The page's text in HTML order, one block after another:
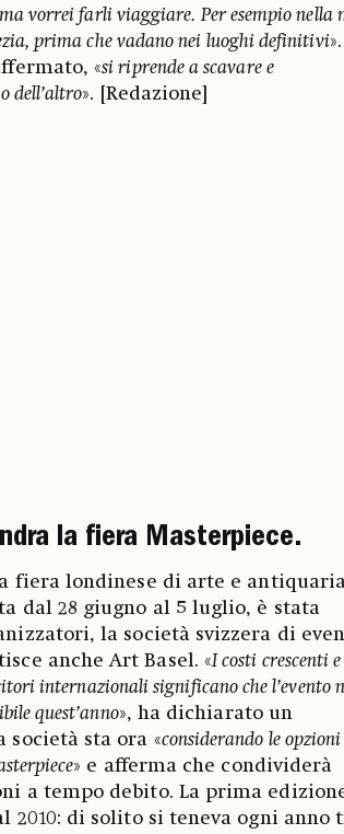
vorrei farli viaggiare. Per esempio nella
prima che vadano nei luoghi definitivi
«si riprende a scavare e
dell’altro». [Redazione]
la fiera Masterpiece.
fiera londinese di arte e
dal 28 giugno al 5 luglio, è stata
la società svizzera di
anche Art Basel. «I costi crescenti
internazionali significano che l’evento
quest’anno», ha dichiarato un
società sta ora «considerando le opzioni
» e afferma che condividerà
a tempo debito. La prima
2010: di solito si teneva ogni anno